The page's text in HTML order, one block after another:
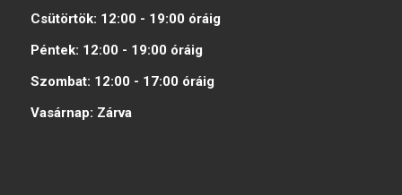
Csütörtök: 12:00 - 19:00 óráig
Péntek: 12:00 - 19:00 óráig
Szombat: 12:00 - 17:00 óráig
Vasárnap: Zárva